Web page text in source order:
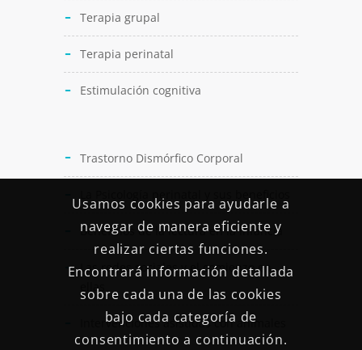
Terapia grupal
Terapia perinatal
Estimulación cognitiva
Trastorno Dismórfico Corporal
Beneficios de la lectura en la infancia
Las redes sociales y el comienzo en
ellas
Intervenciones asistidas con animales
Usamos cookies para ayudarle a
navegar de manera eficiente y
realizar ciertas funciones.
Encontrará información detallada
sobre cada una de las cookies
bajo cada categoría de
consentimiento a continuación.